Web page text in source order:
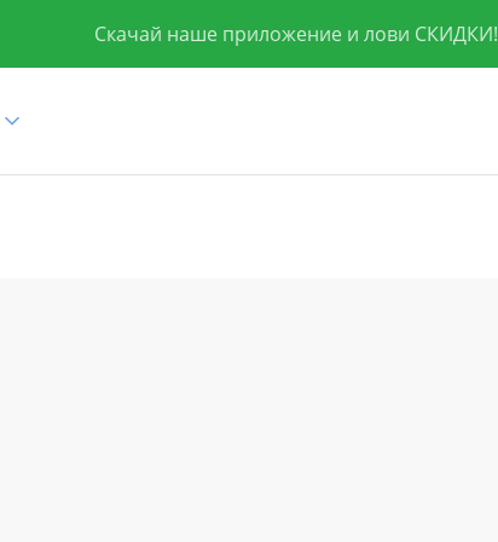
Скачай наше приложение и лови СКИДКИ!